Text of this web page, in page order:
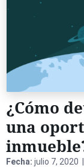
¿Cómo
una
Fecha: julio 7, 2020 |